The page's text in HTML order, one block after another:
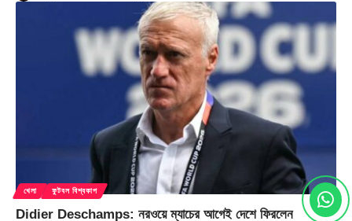
খেলা ফুটবল বিশ্বকাপ
Didier Deschamps: নরওয়ে ম্যাচের আগেই দেশে ফিরলেন